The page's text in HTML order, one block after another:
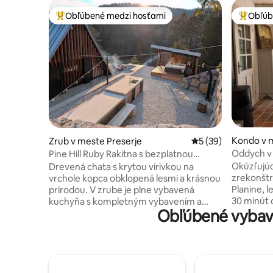
Najobľúbenejšie medzi hosťami
Obľúbené medzi hosťami
Zrub v meste Preserje Priemerné
5 (39)
Pine Hill Ruby Rakitna s bezplatnou
vírivkou
Drevená chata s krytou vírivkou na
vrchole kopca obklopená lesmi a krásnou
prírodou. V zrube je plne vybavená
kuchyňa s kompletným vybavením a
pohodlnými posteľami s výhľadom na
poschodie. Pred chatou sa nachádza
Kondo v
Oddych
Planine,
30 minút
šarmom,
Obľúbené